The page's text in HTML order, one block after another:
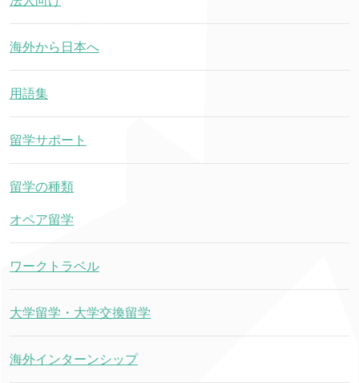
海外から日本へ
用語集
留学サポート
留学の種類
オペア留学
ワークトラベル
大学留学・大学交換留学
海外インターンシップ